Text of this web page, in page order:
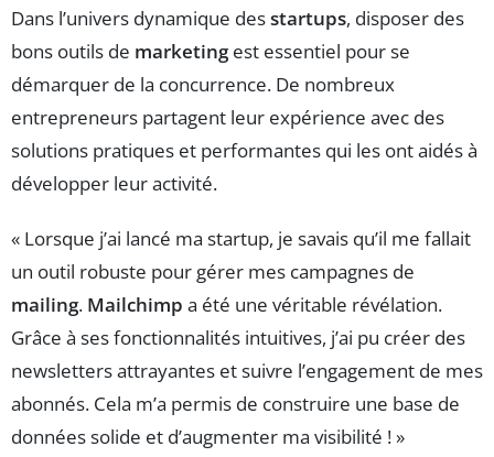
Dans l’univers dynamique desstartups, disposer des
bons outils de marketingest essentiel pour se
démarquer de la concurrence. De nombreux
entrepreneurs partagent leur expérience avec des
solutions pratiques et performantes qui les ont aidés à
développer leur activité.
« Lorsque j’ai lancé ma startup, je savais qu’il me fallait
un outil robuste pour gérer mes campagnes de
mailing. Mailchimp a été une véritable révélation.
Grâce à ses fonctionnalités intuitives, j’ai pu créer des
newsletters attrayantes et suivre l’engagement de mes
abonnés. Cela m’a permis de construire une base de
données solide et d’augmenter ma visibilité ! »